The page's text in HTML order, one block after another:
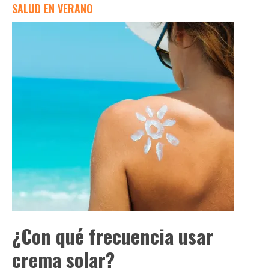
SALUD EN VERANO
¿Con qué frecuencia usar
crema solar?